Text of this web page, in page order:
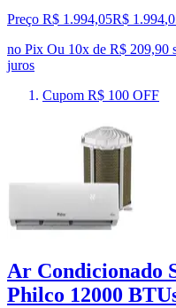
Preço R$ 1.994,05R$ 1.994,
no Pix Ou 10x de R$ 209,90
juros
Cupom R$ 100 OFF
Ar Condicionado
Philco 12000